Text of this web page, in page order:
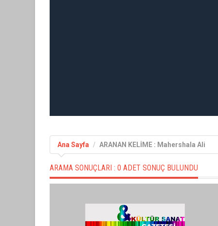
Ana Sayfa ARANAN KELİME : Mahershala Ali
ARAMA SONUÇLARI : 0 ADET SONUÇ BULUNDU